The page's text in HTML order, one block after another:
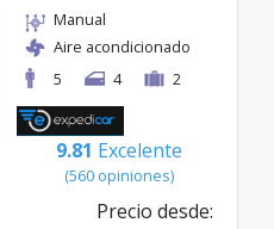
Manual
Aire acondicionado
5
4 2
9.81 Excelente
(560 opiniones)
Precio desde: